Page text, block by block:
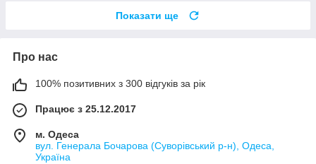
Показати ще
Про нас
100% позитивних з 300 відгуків за рік
Працює з 25.12.2017
м. Одеса
вул. Генерала Бочарова (Суворівський р-н), Одеса,
Україна